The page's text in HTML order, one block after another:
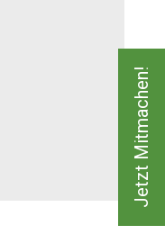
Jetzt Mitmachen!